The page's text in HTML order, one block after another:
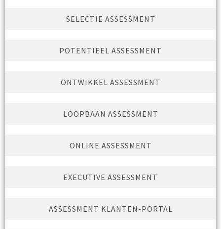
SELECTIE ASSESSMENT
POTENTIEEL ASSESSMENT
ONTWIKKEL ASSESSMENT
LOOPBAAN ASSESSMENT
ONLINE ASSESSMENT
EXECUTIVE ASSESSMENT
ASSESSMENT KLANTEN-PORTAL